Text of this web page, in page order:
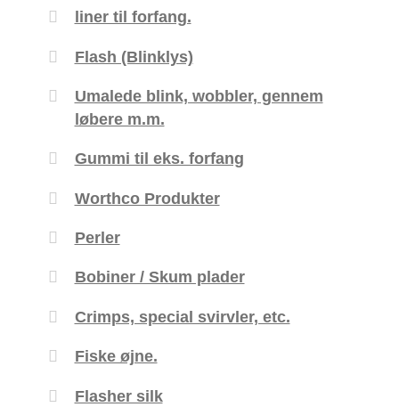
liner til forfang.
Flash (Blinklys)
Umalede blink, wobbler, gennem
løbere m.m.
Gummi til eks. forfang
Worthco Produkter
Perler
Bobiner / Skum plader
Crimps, special svirvler, etc.
Fiske øjne.
Flasher silk